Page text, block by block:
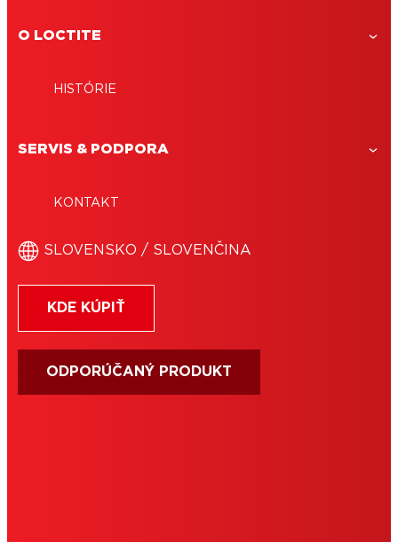
O LOCTITE
HISTÓRIE
SERVIS & PODPORA
KONTAKT
SLOVENSKO / SLOVENČINA
KDE KÚPIŤ
ODPORÚČANÝ PRODUKT